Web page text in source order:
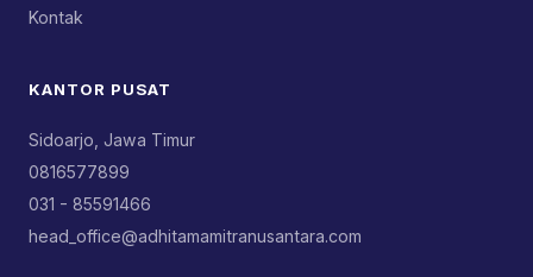
Kontak
KANTOR PUSAT
Sidoarjo, Jawa Timur
0816577899
031 - 85591466
head_office@adhitamamitranusantara.com